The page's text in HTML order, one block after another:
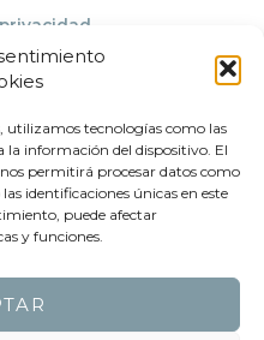
utilizamos tecnologías como las
la información del dispositivo. El
permitirá procesar datos como
identificaciones únicas en este
puede afectar
y funciones.